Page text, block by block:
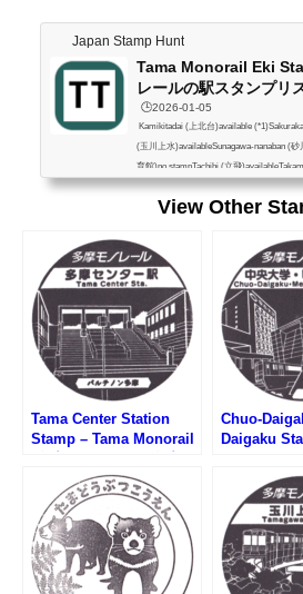
Japan Stamp Hunt
Tama Monorail Eki
レールの駅スタンプリ
🕒️2026-01-05
Kamikitadai (上北台)available
(玉川上水)availableSunagawa-nanaban (
育館)no stampTachihi (立飛
(立川北)availableTachikawa-minami (立川
体育館)no stampKoshukaido (甲州街道)no
摩動物公園)available (*1)Chuodaigaku
View Other
Tama Center Station
Stamp – Tama Monorail
ンター駅のスタンプ)
Chuo-
Daigaku
ノレール・
大学駅のス